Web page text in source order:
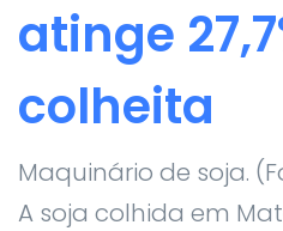
atinge
colheita
Maquinário de soja.
A soja colhida em